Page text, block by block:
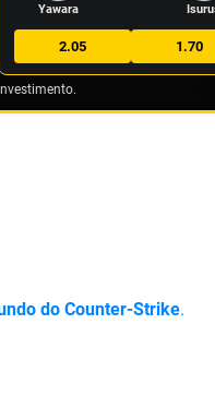
Yawara
2.05 1.70
do Counter-Strike.